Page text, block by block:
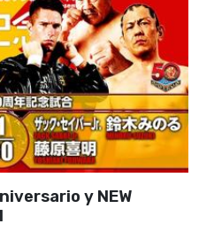
y NEW